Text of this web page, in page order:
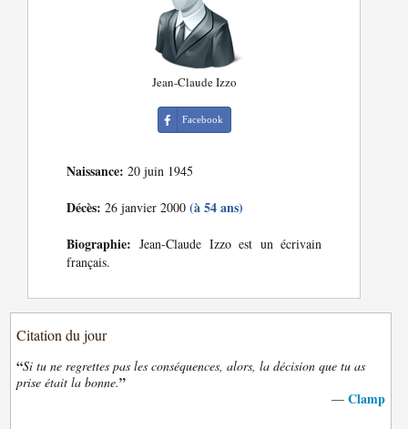
Jean-Claude Izzo
Facebook
Naissance: 20 juin 1945
Décès: 26 janvier 2000(à 54 ans)
Biographie: Jean-Claude Izzo est un écrivain
français.
Citation du jour
“Si tu ne regrettes pas les conséquences, alors, la décision que tu as
prise était la bonne.”
— Clamp